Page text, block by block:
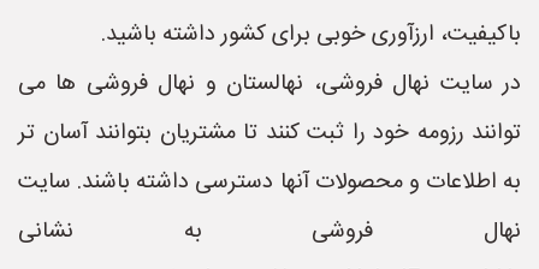
باکیفیت، ارزآوری خوبی برای کشور داشته باشید.
در سایت نهال فروشی، نهالستان و نهال فروشی ها می
توانند رزومه خود را ثبت کنند تا مشتریان بتوانند آسان تر
به اطلاعات و محصولات آنها دسترسی داشته باشند. سایت
نهال فروشی به نشانی